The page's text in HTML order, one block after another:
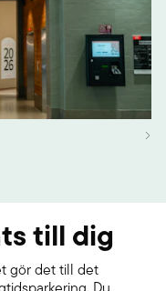
till dig
gör det till det